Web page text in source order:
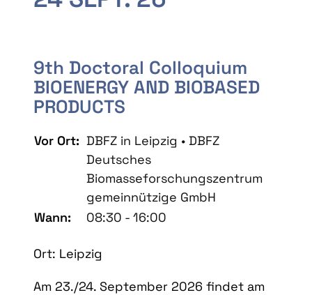
9th Doctoral Colloquium
BIOENERGY AND BIOBASED
PRODUCTS
Vor Ort: DBFZ in Leipzig • DBFZ
Deutsches
Biomasseforschungszentrum
gemeinnützige GmbH
Wann:
08:30 - 16:00
Ort: Leipzig
Am 23./24. September 2026 findet am